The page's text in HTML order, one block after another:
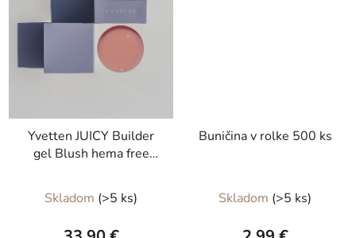
Yvetten JUICY Builder
gel Blush hema free
Skladom (>5 ks)
Buničina v rolke 500 ks
Skladom (>5 ks)